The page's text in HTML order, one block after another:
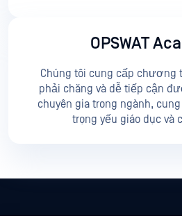
OPSWAT
Chúng tôi cung cấp chương
phải chăng và dễ tiếp cận
chuyên gia trong ngành,
trọng yếu giáo dục và